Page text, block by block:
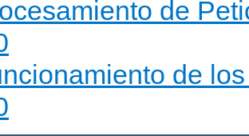
de
de